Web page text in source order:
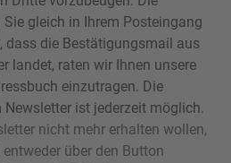
gleich in Ihrem Posteingang
dass die Bestätigungsmail aus
landet, raten wir Ihnen unsere
einzutragen. Die
ist jederzeit möglich.
nicht mehr erhalten wollen,
über den Button